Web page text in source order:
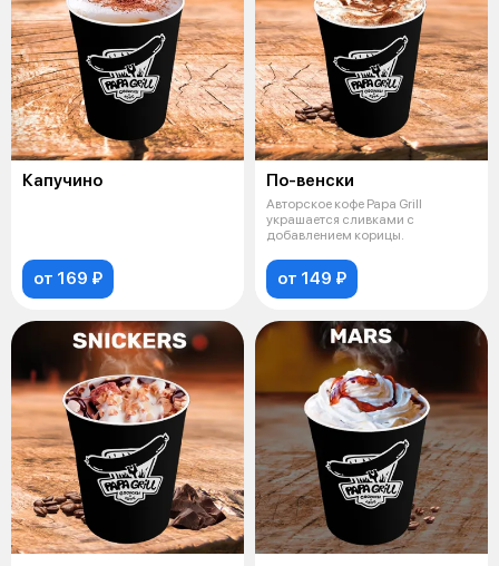
Капучино
от 169 ₽
По-венски
Авторское кофе Papa Grill
украшается сливками с
добавлением корицы.
от 149 ₽